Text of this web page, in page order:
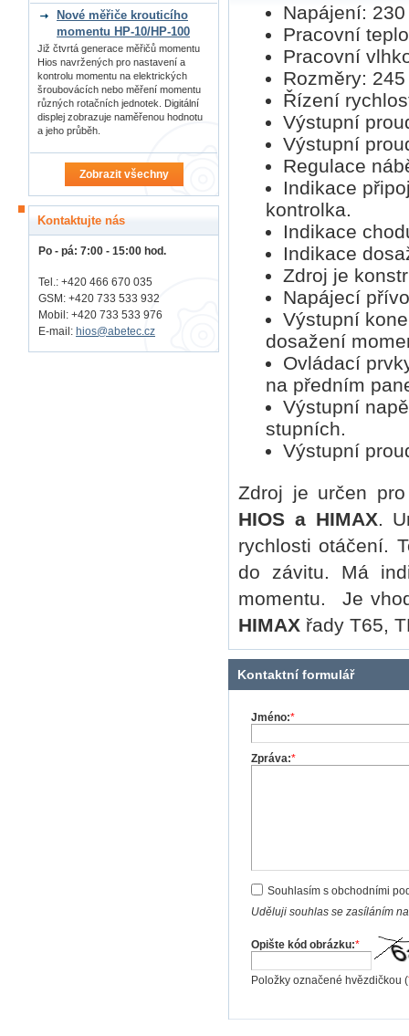
Napájení:
Pracovní
Pracovní
Rozměry:
Řízení
Výstupní
Výstupní
Regulace
Indikace
kontrolka.
Indikace
Indikace
Zdroj je
Napájecí
Výstupní
dosažení
Ovládací
na předním
Výstupní
stupních.
Výstupní
Zdroj je určen pro
HIOS a HIMAX.
rychlosti otáčení.
do závitu. Má
momentu. Je
HIMAX řady T65,
Kontaktní formulář
Jméno:*
Zpráva:*
Souhlasím s obchodními
Uděluji souhlas se zasíláním
Opište kód obrázku:*
Položky označené hvězdičkou (
Nové měřiče krouticího
momentu HP-10/HP-100
Již čtvrtá generace měřičů momentu
Hios navržených pro nastavení a
kontrolu momentu na elektrických
šroubovácích nebo měření momentu
různých rotačních jednotek. Digitální
displej zobrazuje naměřenou hodnotu
a jeho průběh.
Zobrazit všechny
Kontaktujte nás
Po - pá: 7:00 - 15:00 hod.
Tel.: +420 466 670 035
GSM: +420 733 533 932
Mobil: +420 733 533 976
E-mail: hios@abetec.cz